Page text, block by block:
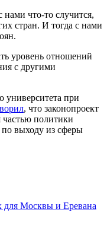
нами что-то случится,
стран. И тогда с нами
уровень отношений
с другими
университета при
, что законопроект
политики
по выходу из сферы
для Москвы и Еревана